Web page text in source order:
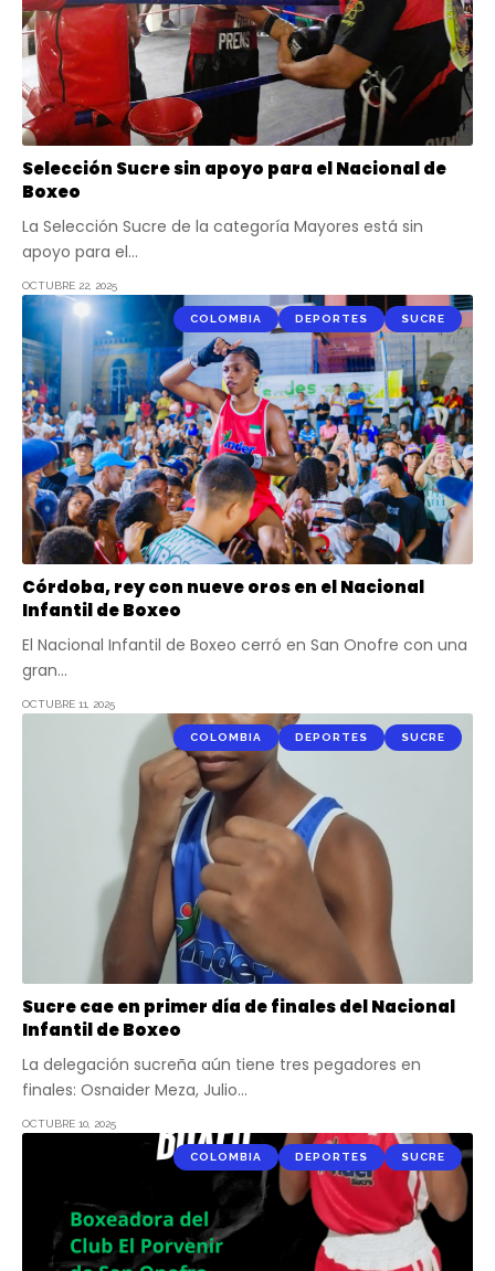
Selección Sucre sin apoyo para el Nacional de
Boxeo
La Selección Sucre de la categoría Mayores está sin
apoyo para el…
OCTUBRE 22, 2025
COLOMBIA DEPORTES SUCRE
Córdoba, rey con nueve oros en el Nacional
Infantil de Boxeo
El Nacional Infantil de Boxeo cerró en San Onofre con una
gran…
OCTUBRE 11, 2025
COLOMBIA DEPORTES SUCRE
Sucre cae en primer día de finales del Nacional
Infantil de Boxeo
La delegación sucreña aún tiene tres pegadores en
finales: Osnaider Meza, Julio…
OCTUBRE 10, 2025
COLOMBIA DEPORTES SUCRE